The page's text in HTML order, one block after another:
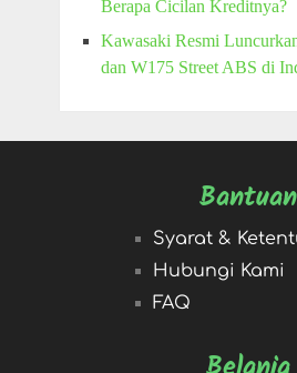
Berapa Cicilan Kreditnya?
Kawasaki Resmi
dan W175 Street ABS di
Bantuan
Syarat &
Hubungi Kami
FAQ